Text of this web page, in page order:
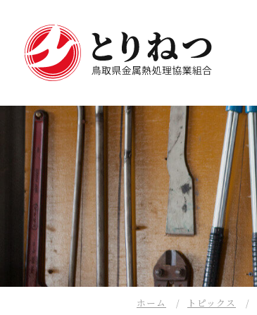
ホーム トピックス